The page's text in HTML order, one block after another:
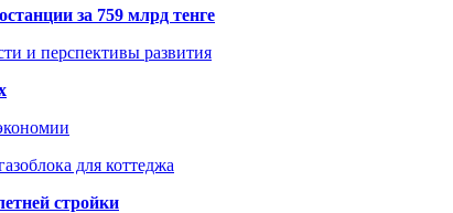
за 759 млрд тенге
и перспективы развития
для коттеджа
стройки